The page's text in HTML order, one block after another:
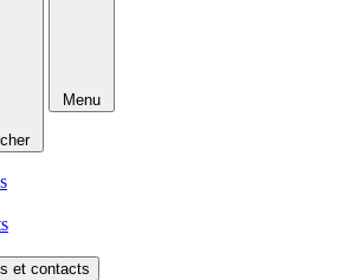
Menu
et contacts